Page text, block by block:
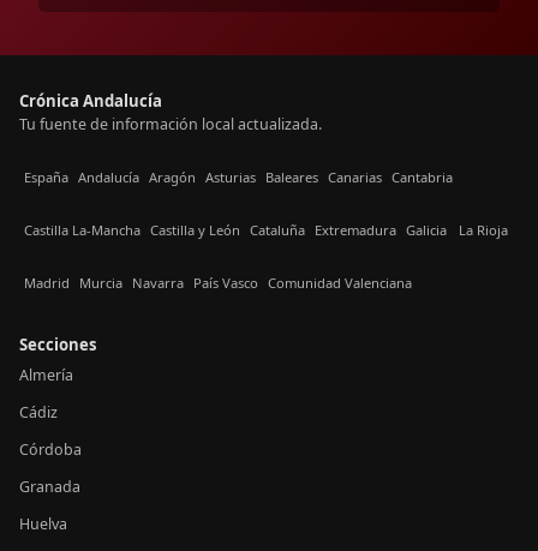
Crónica Andalucía
Tu fuente de información local actualizada.
España Andalucía Aragón Asturias Baleares Canarias Cantabria
Castilla La-Mancha Castilla y León Cataluña Extremadura Galicia La Rioja
Madrid Murcia Navarra País Vasco Comunidad Valenciana
Secciones
Almería
Cádiz
Córdoba
Granada
Huelva